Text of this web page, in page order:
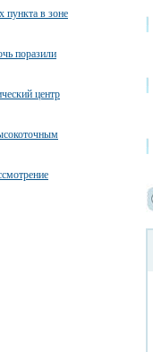
пункта в зоне
поразили
центр